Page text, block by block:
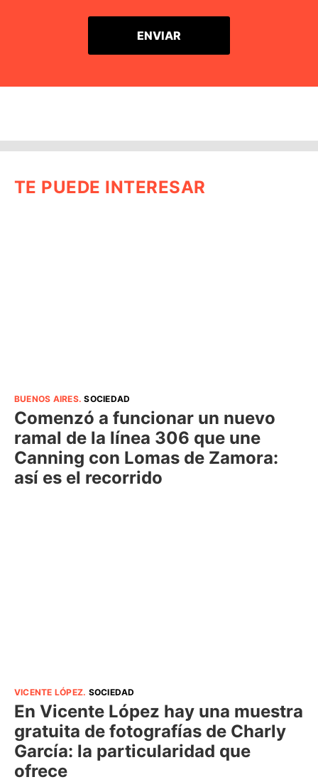
TE PUEDE INTERESAR
BUENOS AIRES.SOCIEDAD
Comenzó a funcionar un nuevo
ramal de la línea 306 que une
Canning con Lomas de Zamora:
así es el recorrido
VICENTE LÓPEZ. SOCIEDAD
En Vicente López hay una muestra
gratuita de fotografías de Charly
García: la particularidad que
ofrece